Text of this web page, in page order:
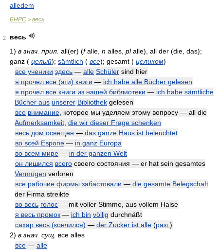
alledem
БНРС > весь
2
весь
1) в знач. прил. all(er) (falle, n alles, plalle) , all der (die, das);
ganz ( целый); sämtlich ( все); gesamt ( целиком)
все ученики здесь — alle Schüler sind hier
я прочел все (эти) книги — ich habe alle Bücher gelesen
я прочел все книги из нашей библиотеки — ich habe sämtliche
Bücher aus unserer Bibliothek gelesen
все внимание , которое мы уделяем этому вопросу — all die
Aufmerksamkeit die wir dieser Frage schenken
весь дом освещен — das ganze Haus ist beleuchtet
во всей Европе — in ganz Europa
во всем мире — in der ganzen Welt
он лишился всего своего состояния — er hat sein gesamtes
Vermögen verloren
все рабочие фирмы забастовали — die gesamte Belegschaft
der Firma streikte
во весь голос — mit voller Stimme, aus vollem Halse
я весь промок — ich bin völlig durchnäßt
сахар весь (кончился) — der Zucker ist alle (разг.)
2) в знач. сущ. все alles
все — alle